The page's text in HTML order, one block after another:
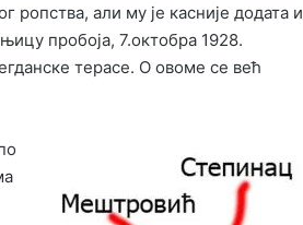
али му је касније додата и
пробоја, 7.октобра 1928.
терасе. О овоме се већ